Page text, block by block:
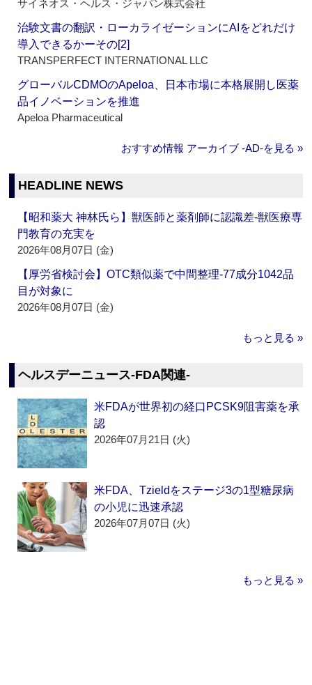
サイネオス・ヘルス・ジャパン株式会社
治験文書の翻訳・ローカライゼーションにAIをどれだけ
導入できるかーその[2]
TRANSPERFECT INTERNATIONAL LLC
グローバルCDMOのApeloa、日本市場に本格展開し医薬
品イノベーションを推進
Apeloa Pharmaceutical
おすすめ情報 アーカイブ ‐AD‐を見る »
HEADLINE NEWS
【昭和薬大 神林氏ら】獣医師と薬剤師に認識差‐獣医療専
門教育の充実を
2026年08月07日 (金)
【厚労省検討会】OTC類似薬で中間整理‐77成分1042品
目が対象に
2026年08月07日 (金)
もっと見る »
ヘルスデーニュース‐FDA関連‐
米FDAが世界初の経口PCSK9阻害薬を承
認
2026年07月21日 (火)
米FDA、Tzieldをステージ3の1型糖尿病
の小児に迅速承認
2026年07月07日 (火)
もっと見る »